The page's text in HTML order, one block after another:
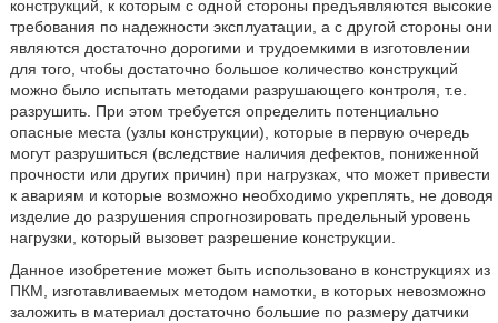
конструкций, к которым с одной стороны предъявляются высокие
требования по надежности эксплуатации, а с другой стороны они
являются достаточно дорогими и трудоемкими в изготовлении
для того, чтобы достаточно большое количество конструкций
можно было испытать методами разрушающего контроля, т.е.
разрушить. При этом требуется определить потенциально
опасные места (узлы конструкции), которые в первую очередь
могут разрушиться (вследствие наличия дефектов, пониженной
прочности или других причин) при нагрузках, что может привести
к авариям и которые возможно необходимо укреплять, не доводя
изделие до разрушения спрогнозировать предельный уровень
нагрузки, который вызовет разрешение конструкции.
Данное изобретение может быть использовано в конструкциях из
ПКМ, изготавливаемых методом намотки, в которых невозможно
заложить в материал достаточно большие по размеру датчики